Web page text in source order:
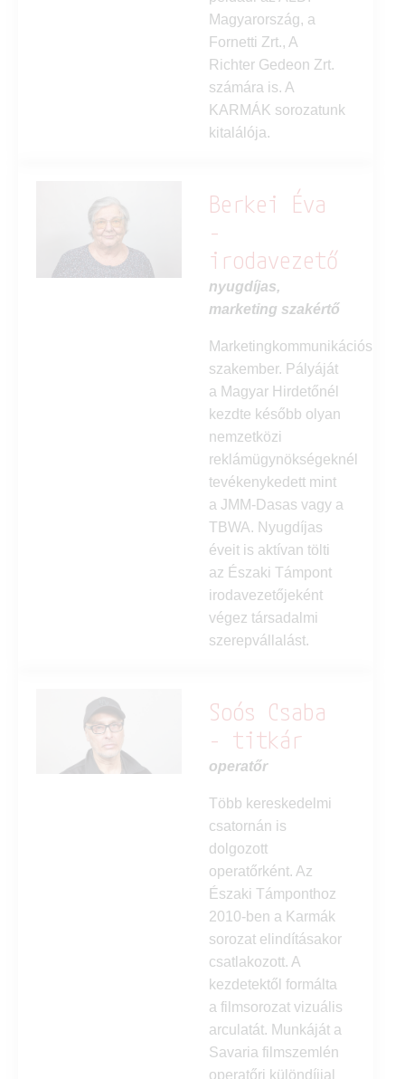
Magyarország, a
Fornetti Zrt., A
Richter Gedeon Zrt.
számára is. A
KARMÁK sorozatunk
kitalálója.
Berkei Éva
-
irodavezető
nyugdíjas,
marketing szakértő
Marketingkommunikációs
szakember. Pályáját
a Magyar Hirdetőnél
kezdte később olyan
nemzetközi
reklámügynökségeknél
tevékenykedett mint
a JMM-Dasas vagy a
TBWA. Nyugdíjas
éveit is aktívan tölti
az Északi Támpont
irodavezetőjeként
végez társadalmi
szerepvállalást.
Soós Csaba
- titkár
operatőr
Több kereskedelmi
csatornán is
dolgozott
operatőrként. Az
Északi Támponthoz
2010-ben a Karmák
sorozat elindításakor
csatlakozott. A
kezdetektől formálta
a filmsorozat vizuális
arculatát. Munkáját a
Savaria filmszemlén
operatőri különdíjjal